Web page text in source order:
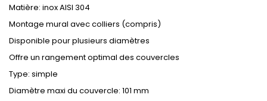
Matière: inox AISI 304
Montage mural avec colliers (compris)
Disponible pour plusieurs diamètres
Offre un rangement optimal des couvercles
Type: simple
Diamètre maxi du couvercle: 101 mm